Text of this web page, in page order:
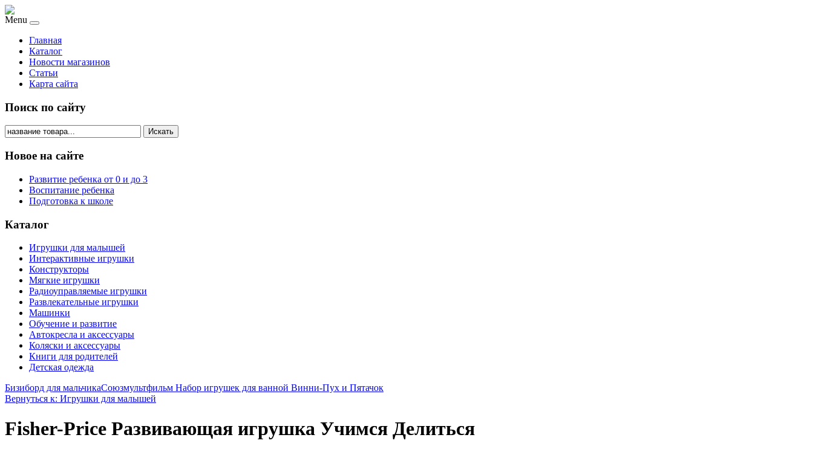
Menu
Главная
Каталог
Новости магазинов
Статьи
Карта сайта
Поиск по сайту
Искать
Новое на сайте
Развитие ребенка от 0 и до 3
Воспитание ребенка
Подготовка к школе
Каталог
Игрушки для малышей
Интерактивные игрушки
Конструкторы
Мягкие игрушки
Радиоуправляемые игрушки
Развлекательные игрушки
Машинки
Обучение и развитие
Автокресла и аксессуары
Коляски и аксессуары
Книги для родителей
Детская одежда
Бизиборд для мальчикаСоюзмультфильм Набор игрушек для ванной Винни-Пух и Пятачок
Вернуться к: Игрушки для малышей
Fisher-Price Развивающая игрушка Учимся Делиться